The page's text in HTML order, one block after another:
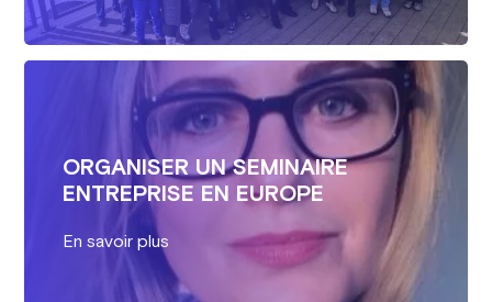
ORGANISER UN SEMINAIRE
ENTREPRISE EN EUROPE
En savoir plus